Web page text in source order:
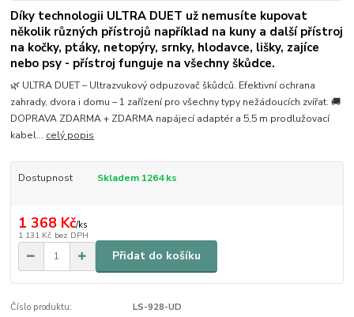
Díky technologii ULTRA DUET už nemusíte kupovat
několik různých přístrojů například na kuny a další přístroj
na kočky, ptáky, netopýry, srnky, hlodavce, lišky, zajíce
nebo psy - přístroj funguje na všechny škůdce.
🌿 ULTRA DUET – Ultrazvukový odpuzovač škůdců. Efektivní ochrana
zahrady, dvora i domu – 1 zařízení pro všechny typy nežádoucích zvířat. 🚚
DOPRAVA ZDARMA + ZDARMA napájecí adaptér a 5,5 m prodlužovací
kabel... celý popis
Dostupnost Skladem 1264 ks
1 368 Kč/ks
1 131 Kč bez DPH
Přidat do košíku
Číslo produktu: LS-928-UD